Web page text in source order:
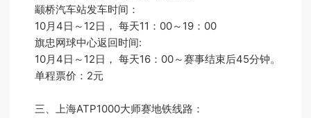
颛桥汽车站发车时间：
10月4日～12日， 每天11：00～19：00
旗忠网球中心返回时间:
10月4日～12日， 每天16：00～赛事结束后45分钟。
单程票价：2元
三、上海ATP1000大师赛地铁线路：